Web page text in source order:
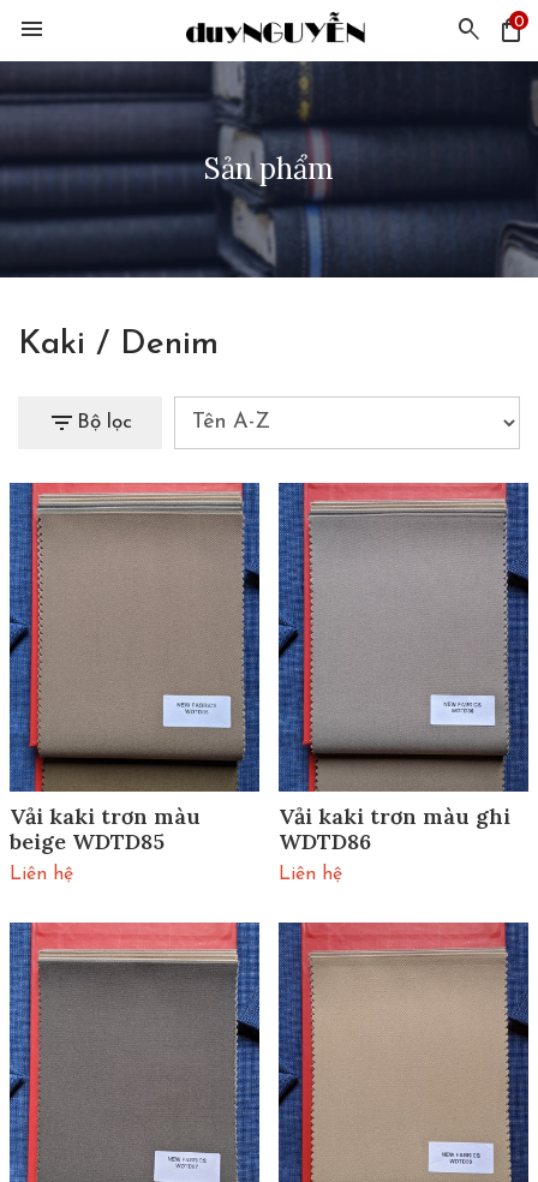
menu search shopping_bag
0
Sản phẩm
Kaki / Denim
filter_list Bộ lọc
Vải kaki trơn màu
beige WDTD85
Liên hệ
Vải kaki trơn màu ghi
WDTD86
Liên hệ